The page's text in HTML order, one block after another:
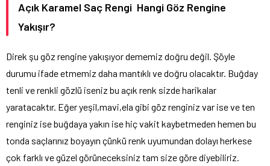
Açık Karamel Saç Rengi Hangi Göz Rengine
Yakışır?
Direk şu göz rengine yakışıyor dememiz doğru değil. Şöyle
durumu ifade etmemiz daha mantıklı ve doğru olacaktır. Buğday
tenli ve renkli gözlü iseniz bu açık renk sizde harikalar
yaratacaktır. Eğer yeşil,mavi,ela gibi göz renginiz var ise ve ten
renginiz ise buğdaya yakın ise hiç vakit kaybetmeden hemen bu
tonda saçlarınız boyayın çünkü renk uyumundan dolayı herkese
çok farklı ve güzel görüneceksiniz tam size göre diyebiliriz.